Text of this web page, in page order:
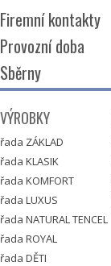
Firemní kontakty
Provozní doba
Sběrny
VÝROBKY
řada ZÁKLAD
řada KLASIK
řada KOMFORT
řada LUXUS
řada NATURAL TENCEL
řada ROYAL
řada DĚTI